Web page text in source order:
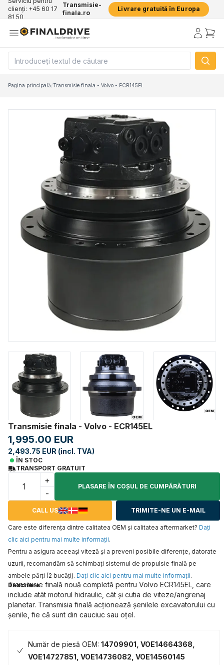
clienți: +45 60 17
81 50
Transmisie-
finala.ro
Livrare gratuită în Europa
Pagina principală/Transmisie finala - Volvo - ECR145EL
Transmisie finala - Volvo - ECR145EL
1,995.00 EUR
2,493.75 EUR (incl. TVA)
ÎN STOC
TRANSPORT GRATUIT
+
-
PLASARE ÎN COŞUL DE CUMPĂRĂTURI
CALL US TRIMITE-NE UN E-MAIL
Care este diferența dintre calitatea OEM și calitatea aftermarket? Daţi
clic aici pentru mai multe informaţii.
Pentru a asigura aceeaşi viteză şi a preveni posibile diferenţe, datorate
uzurii, recomandăm să schimbaţi sistemul de propulsie finală pe
ambele părţi (2 bucăţi). Daţi clic aici pentru mai multe informaţii.
Descriere
Transmisie finală nouă completă pentru Volvo ECR145EL, care
include atât motorul hidraulic, cât și cutia de viteze/angrenaj
planetar. Transmisia finală acționează șenilele excavatorului cu
șenile, fie că sunt din cauciuc sau oțel.
Număr de piesă OEM: 14709901, VOE14664368,
VOE14727851, VOE14736082, VOE14560145